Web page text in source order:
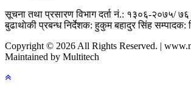
सूचना तथा प्रसारण विभाग दर्ता नं.: १३०६-२०७५/ ७६
बुढाथाेकी प्रबन्ध निर्देशक: हुकुम बहादुर सिंह सम्पादक:
Copyright © 2026 All Rights Reserved. |
Maintained by Multitech